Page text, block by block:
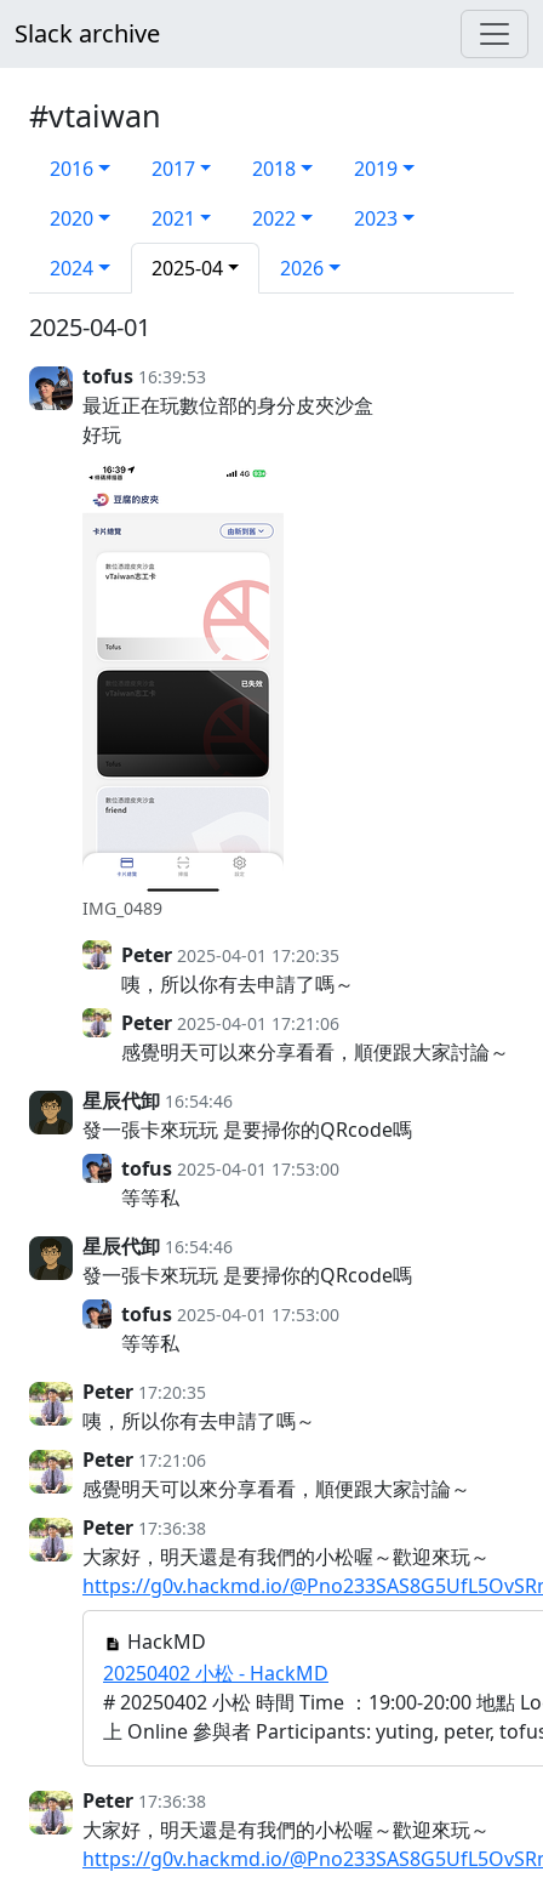
Slack archive
#vtaiwan
2016 2017 2018
2019
2020
2021 2022
2023
2024
2025-04 2026
2025-04-01
tofus 16:39:53
最近正在玩數位部的身分皮夾沙盒
好玩
IMG_0489
Peter 2025-04-01 17:20:35
咦，所以你有去申請了嗎～
Peter 2025-04-01 17:21:06
感覺明天可以來分享看看，順便跟大家討論～
星辰代卸 16:54:46
發一張卡來玩玩 是要掃你的QRcode嗎
tofus 2025-04-01 17:53:00
等等私
星辰代卸 16:54:46
發一張卡來玩玩 是要掃你的QRcode嗎
tofus 2025-04-01 17:53:00
等等私
Peter 17:20:35
咦，所以你有去申請了嗎～
Peter 17:21:06
感覺明天可以來分享看看，順便跟大家討論～
Peter 17:36:38
大家好，明天還是有我們的小松喔～歡迎來玩～
https://g0v.hackmd.io/
HackMD
20250402 小松 - HackMD
# 20250402 小松 時間 Time ：19:00-20:00 地點
上 Online 參與者 Participants: yuting, peter,
Peter 17:36:38
大家好，明天還是有我們的小松喔～歡迎來玩～
https://g0v.hackmd.io/